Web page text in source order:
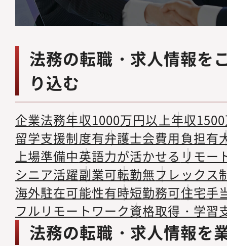
法務の転職・求人情報を
り込む
企業法務年収1000万円以上年収
留学支援制度有弁護士会費用負担有
上場準備中英語力が活かせる リモー
シニア活躍副業可転勤無フレックス
海外駐在可能性有時短勤務可住宅手
フルリモートワーク資格取得・学習
法務の転職・求人情報を